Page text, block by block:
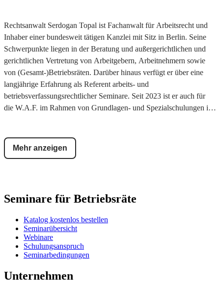
Rechtsanwalt Serdogan Topal ist Fachanwalt für Arbeitsrecht und
Inhaber einer bundesweit tätigen Kanzlei mit Sitz in Berlin. Seine
Schwerpunkte liegen in der Beratung und außergerichtlichen und
gerichtlichen Vertretung von Arbeitgebern, Arbeitnehmern sowie
von (Gesamt-)Betriebsräten. Darüber hinaus verfügt er über eine
langjährige Erfahrung als Referent arbeits- und
betriebsverfassungsrechtlicher Seminare. Seit 2023 ist er auch für
die W.A.F. im Rahmen von Grundlagen- und Spezialschulungen im
Mehr anzeigen
Seminare für Betriebsräte
Katalog kostenlos bestellen
Seminarübersicht
Webinare
Schulungsanspruch
Seminarbedingungen
Unternehmen